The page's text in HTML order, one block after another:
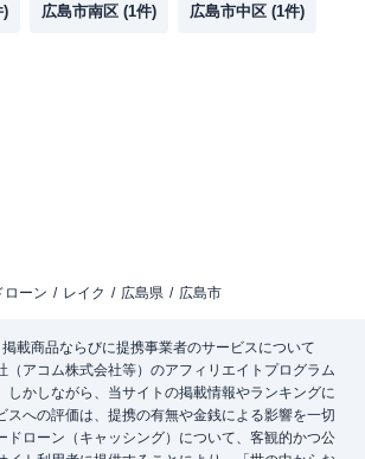
) 広島市南区 (1件) 広島市中区 (1件)
ローン レイク 広島県 広島市
載商品ならびに提携事業者のサービスについて
（アコム株式会社等）のアフィリエイトプログラム
しかしながら、当サイトの掲載情報やランキングに
スへの評価は、提携の有無や金銭による影響を一切
ドローン（キャッシング）について、客観的かつ公